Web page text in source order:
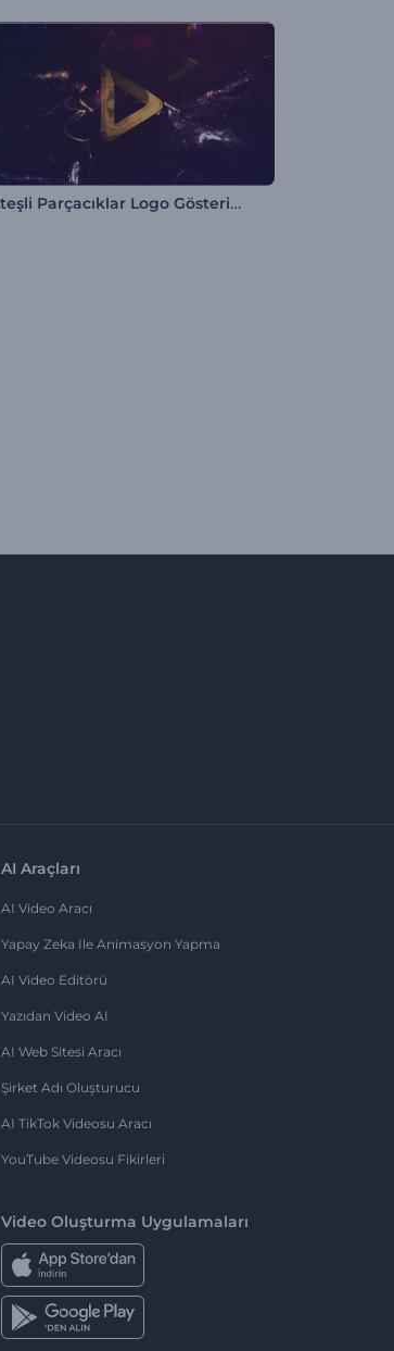
Ateşli Parçacıklar Logo Gösterimi
AI Araçları
AI Video Aracı
Yapay Zeka Ile Animasyon Yapma
AI Video Editörü
Yazıdan Video AI
AI Web Sitesi Aracı
Şirket Adı Oluşturucu
AI TikTok Videosu Aracı
YouTube Videosu Fikirleri
Video Oluşturma Uygulamaları